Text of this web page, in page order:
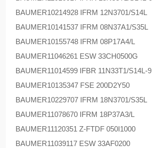
BAUMER10214928 IFRM 12N3701/S14L
BAUMER10141537 IFRM 08N37A1/S35L
BAUMER10155748 IFRM 08P17A4/L
BAUMER11046261 ESW 33CH0500G
BAUMER11014599 IFBR 11N33T1/S14L-9
BAUMER10135347 FSE 200D2Y50
BAUMER10229707 IFRM 18N3701/S35L
BAUMER11078670 IFRM 18P37A3/L
BAUMER11120351 Z-FTDF 050I1000
BAUMER11039117 ESW 33AF0200